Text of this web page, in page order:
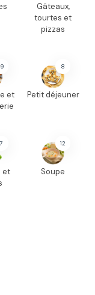
Gâteaux,
tourtes et
pizzas
et
8
Petit déjeuner
7
et
12
Soupe